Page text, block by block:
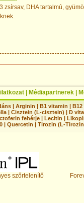
zsírsav, DHA tartalmú,
Médiapartnerek
| Arginin | B1 vitamin | B12
| Cisztein (L-cisztein) | D
fehérje | Lecitin |
| Quercetin | Tirozin (L-
szőrtelenítő